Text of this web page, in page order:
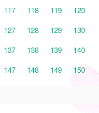
117 118 119
120
127 128 129
130
137 138 139
140
147 148 149 150